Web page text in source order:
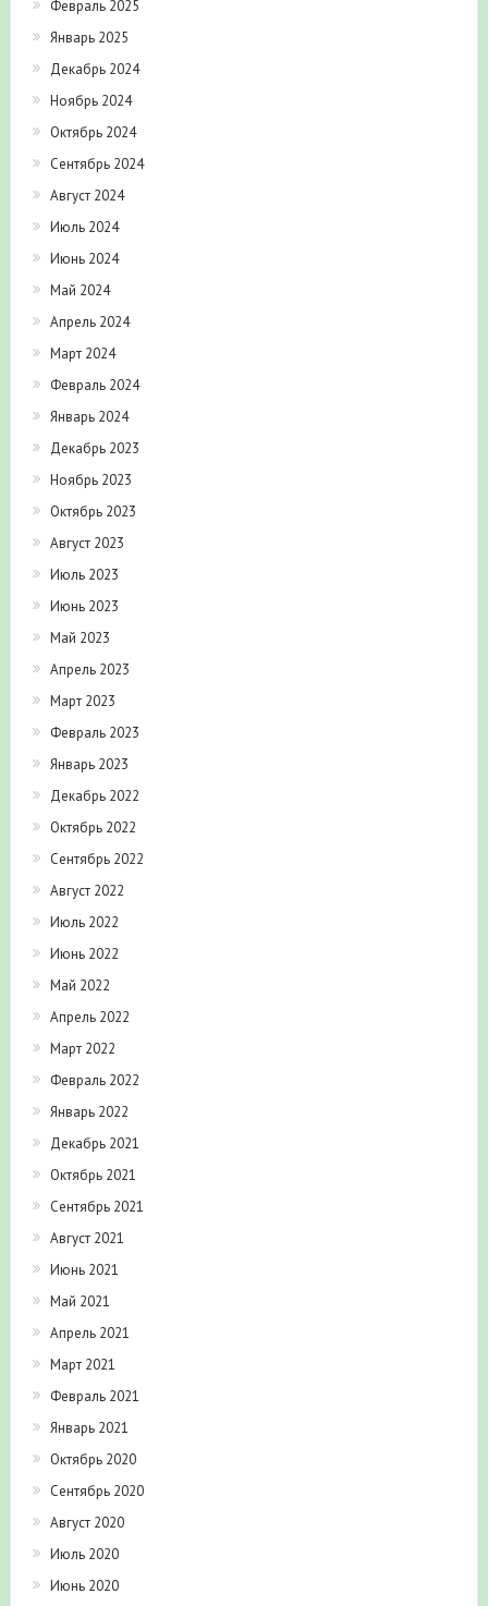
Февраль 2025
Январь 2025
Декабрь 2024
Ноябрь 2024
Октябрь 2024
Сентябрь 2024
Август 2024
Июль 2024
Июнь 2024
Май 2024
Апрель 2024
Март 2024
Февраль 2024
Январь 2024
Декабрь 2023
Ноябрь 2023
Октябрь 2023
Август 2023
Июль 2023
Июнь 2023
Май 2023
Апрель 2023
Март 2023
Февраль 2023
Январь 2023
Декабрь 2022
Октябрь 2022
Сентябрь 2022
Август 2022
Июль 2022
Июнь 2022
Май 2022
Апрель 2022
Март 2022
Февраль 2022
Январь 2022
Декабрь 2021
Октябрь 2021
Сентябрь 2021
Август 2021
Июнь 2021
Май 2021
Апрель 2021
Март 2021
Февраль 2021
Январь 2021
Октябрь 2020
Сентябрь 2020
Август 2020
Июль 2020
Июнь 2020